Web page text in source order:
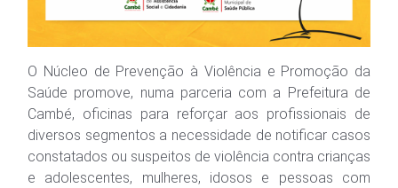
O Núcleo de Prevenção à Violência e Promoção da
Saúde promove, numa parceria com a Prefeitura de
Cambé, oficinas para reforçar aos profissionais de
diversos segmentos a necessidade de notificar casos
constatados ou suspeitos de violência contra crianças
e adolescentes, mulheres, idosos e pessoas com